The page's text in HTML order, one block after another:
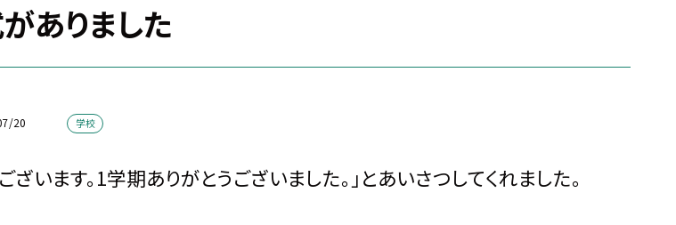
ありました
20 学校
います。1学期ありがとうございました。」とあいさつしてくれました。